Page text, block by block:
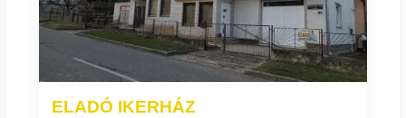
ELADÓ IKERHÁZ